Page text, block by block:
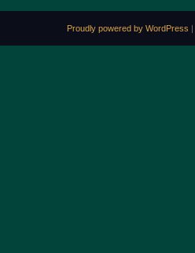
Proudly powered by WordPress